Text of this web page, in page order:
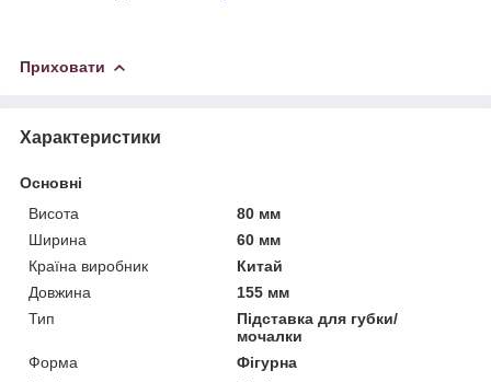
Приховати
Характеристики
Основні
Висота
80 мм
Ширина
60 мм
Країна виробник
Китай
Довжина
155 мм
Тип
Підставка для губки/
мочалки
Форма
Фігурна